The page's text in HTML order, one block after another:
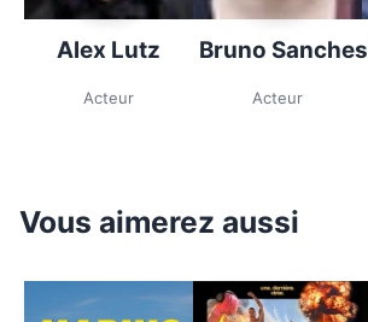
Alex Lutz
Acteur
Bruno Sanches
Acteur
Vous aimerez aussi